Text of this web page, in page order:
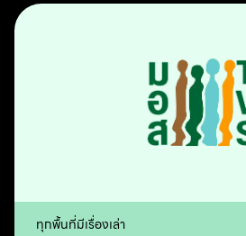
ทุกพื้นที่มีเรื่องเล่า